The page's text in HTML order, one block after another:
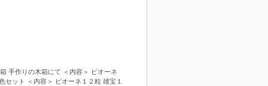
手作りの木箱にて ＜内容＞ ピオーネ
ット ＜内容＞ ピオーネ１２粒 雄宝１